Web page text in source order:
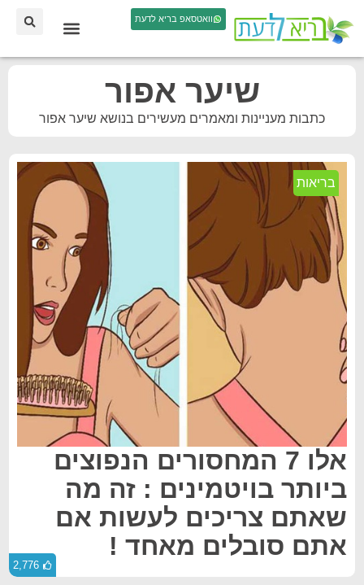
וואטסאפ בריא לדעת
שיער אפור
כתבות מעניינות ומאמרים מעשירים בנושא שיער אפור
בריאות
אלו 7 המחסורים הנפוצים
ביותר בויטמינים : זה מה
שאתם צריכים לעשות אם
אתם סובלים מאחד !
2,776